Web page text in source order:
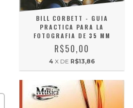
BILL CORBETT - GUIA
PRACTICA PARA LA
FOTOGRAFIA DE 35 MM
R$50,00
4 X DE R$13,86